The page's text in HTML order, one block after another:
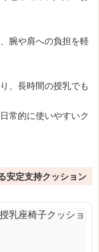
腕や肩への負担を軽
、長時間の授乳でも
常的に使いやすいク
安定支持クッション